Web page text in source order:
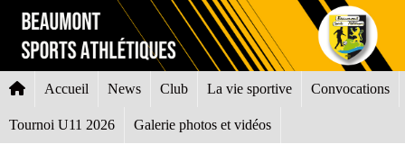
Accueil News Club La vie sportive Convocations
Tournoi U11 2026 Galerie photos et vidéos
Panneau de gestion des cookies